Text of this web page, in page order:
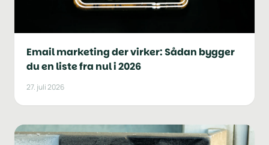
Email marketing der virker: Sådan bygger
du en liste fra nul i 2026
27. juli 2026